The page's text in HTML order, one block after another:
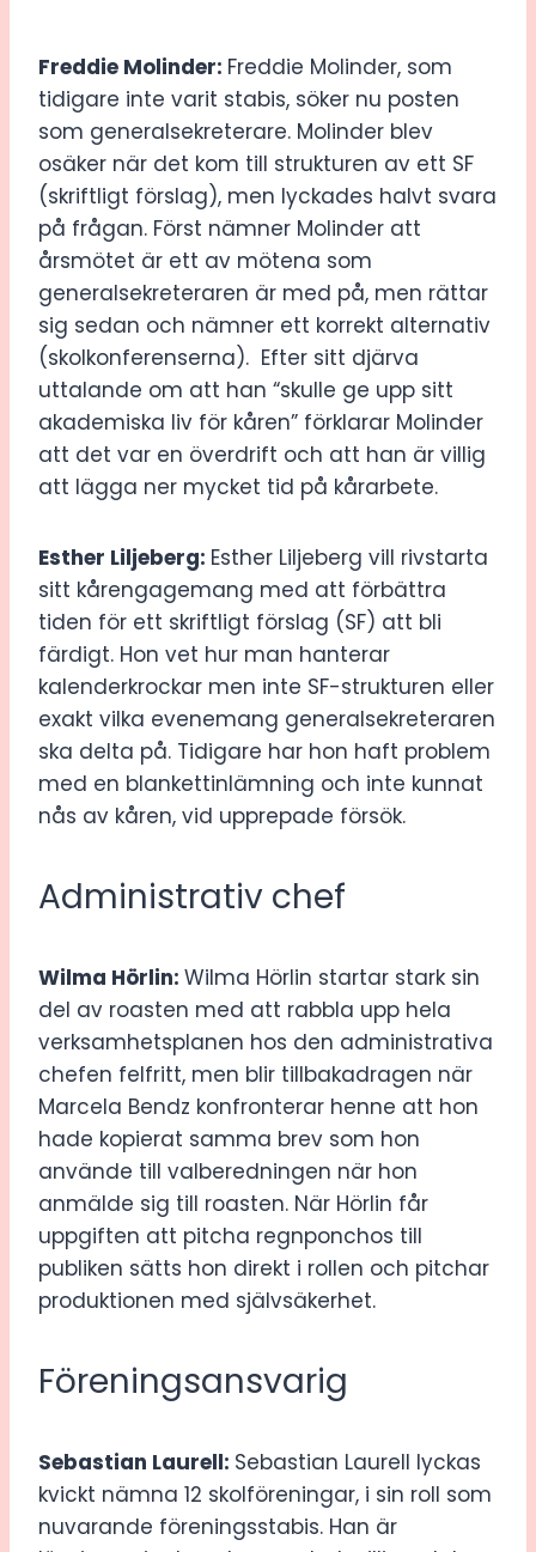
Freddie Molinder: Freddie Molinder, som
tidigare inte varit stabis, söker nu posten
som generalsekreterare. Molinder blev
osäker när det kom till strukturen av ett SF
(skriftligt förslag), men lyckades halvt svara
på frågan. Först nämner Molinder att
årsmötet är ett av mötena som
generalsekreteraren är med på, men rättar
sig sedan och nämner ett korrekt alternativ
(skolkonferenserna). Efter sitt djärva
uttalande om att han “skulle ge upp sitt
akademiska liv för kåren” förklarar Molinder
att det var en överdrift och att han är villig
att lägga ner mycket tid på kårarbete.
Esther Liljeberg: Esther Liljeberg vill rivstarta
sitt kårengagemang med att förbättra
tiden för ett skriftligt förslag (SF) att bli
färdigt. Hon vet hur man hanterar
kalenderkrockar men inte SF-strukturen eller
exakt vilka evenemang generalsekreteraren
ska delta på. Tidigare har hon haft problem
med en blankettinlämning och inte kunnat
nås av kåren, vid upprepade försök.
Administrativ chef
Wilma Hörlin: Wilma Hörlin startar stark sin
del av roasten med att rabbla upp hela
verksamhetsplanen hos den administrativa
chefen felfritt, men blir tillbakadragen när
Marcela Bendz konfronterar henne att hon
hade kopierat samma brev som hon
använde till valberedningen när hon
anmälde sig till roasten. När Hörlin får
uppgiften att pitcha regnponchos till
publiken sätts hon direkt i rollen och pitchar
produktionen med självsäkerhet.
Föreningsansvarig
Sebastian Laurell: Sebastian Laurell lyckas
kvickt nämna 12 skolföreningar, i sin roll som
nuvarande föreningsstabis. Han är